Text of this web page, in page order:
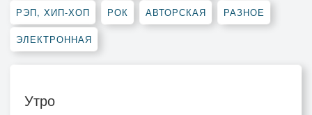
РЭП, ХИП-ХОП РОК АВТОРСКАЯ РАЗНОЕ
ЭЛЕКТРОННАЯ
Утро